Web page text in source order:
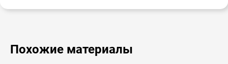
Похожие материалы